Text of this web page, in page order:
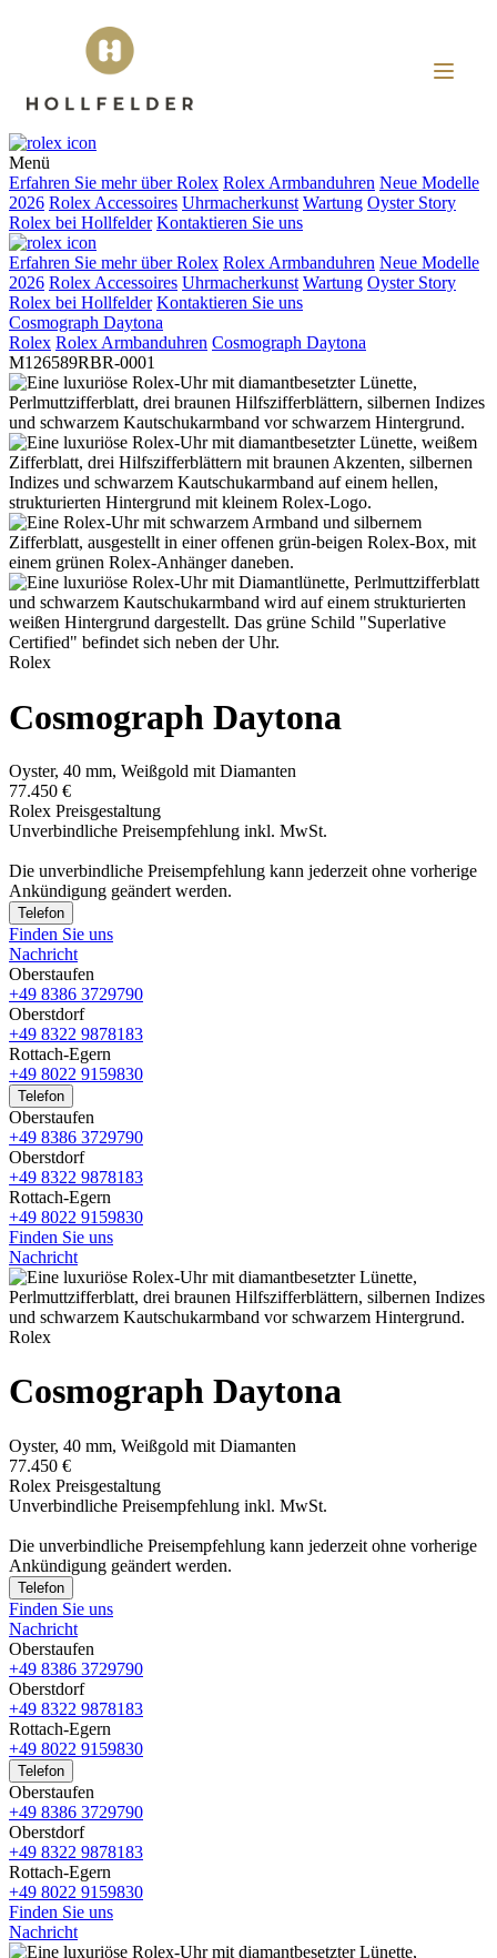
Menü
Erfahren Sie mehr überRolex Rolex Armbanduhren Neue Modelle
2026 Rolex Accessoires Uhrmacherkunst Wartung Oyster Story
Rolex bei Hollfelder Kontaktieren Sie uns
Erfahren Sie mehr überRolex Rolex Armbanduhren Neue Modelle
2026 Rolex Accessoires Uhrmacherkunst Wartung Oyster Story
Rolex bei Hollfelder Kontaktieren Sie uns
Cosmograph Daytona
Rolex Rolex Armbanduhren Cosmograph Daytona
M126589RBR-0001
Rolex
Cosmograph Daytona
Oyster, 40 mm, Weißgold mit Diamanten
77.450 €
Rolex Preisgestaltung
Unverbindliche Preisempfehlung inkl. MwSt.
Die unverbindliche Preis­empfehlung kann jederzeit ohne vorherige
Ankündigung geändert werden.
Telefon
Finden Sie uns
Nachricht
Oberstaufen
+49 8386 3729790
Oberstdorf
+49 8322 9878183
Rottach-Egern
+49 8022 9159830
Telefon
Oberstaufen
+49 8386 3729790
Oberstdorf
+49 8322 9878183
Rottach-Egern
+49 8022 9159830
Finden Sie uns
Nachricht
Rolex
Cosmograph Daytona
Oyster, 40 mm, Weißgold mit Diamanten
77.450 €
Rolex Preisgestaltung
Unverbindliche Preisempfehlung inkl. MwSt.
Die unverbindliche Preis­empfehlung kann jederzeit ohne vorherige
Ankündigung geändert werden.
Telefon
Finden Sie uns
Nachricht
Oberstaufen
+49 8386 3729790
Oberstdorf
+49 8322 9878183
Rottach-Egern
+49 8022 9159830
Telefon
Oberstaufen
+49 8386 3729790
Oberstdorf
+49 8322 9878183
Rottach-Egern
+49 8022 9159830
Finden Sie uns
Nachricht